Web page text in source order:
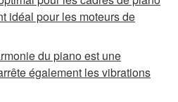
idéal pour les moteurs de
du piano est une
également les vibrations